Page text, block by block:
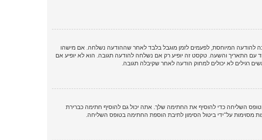
להודעה המיוחסת, לפעמים לזמן מוגבל בלבד לאחר שההודעה נשלחה. אם מישהו
התאריך והשעה. טקסט זה יופיע רק אם נשלחה להודעה תגובה. הוא לא יופיע אם
רגילים לא יכולים למחוק הודעה לאחר שקיבלה תגובה.
השליחה כדי להוסיף את החתימה שלך. אתה יכול גם להוסיף חתימה כברירת
על־ידי ביטול הסימון לתיבת הוספת החתימה בטופס השליחה.